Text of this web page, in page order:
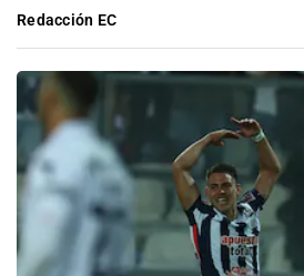
Redacción EC